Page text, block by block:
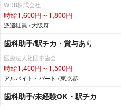
WDB株式会社
時給1,600円～1,800円
派遣社員 / 大阪府
歯科助手/駅チカ・賞与あり
医療法人社団奉歯会
時給1,400円～1,500円
アルバイト・パート / 東京都
歯科助手/未経験OK・駅チカ